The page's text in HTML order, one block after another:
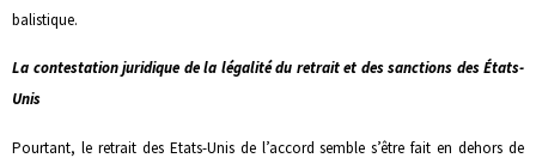
balistique.
La contestation juridique de la légalité du retrait et des sanctions des États-
Unis
Pourtant, le retrait des Etats-Unis de l’accord semble s’être fait en dehors de